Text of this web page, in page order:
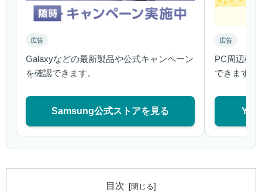
広告
Galaxyなどの最新製品や公式キャンペーン
を確認できます。
Samsung公式ストアを見る
広告
PC周辺機
できます。
目次